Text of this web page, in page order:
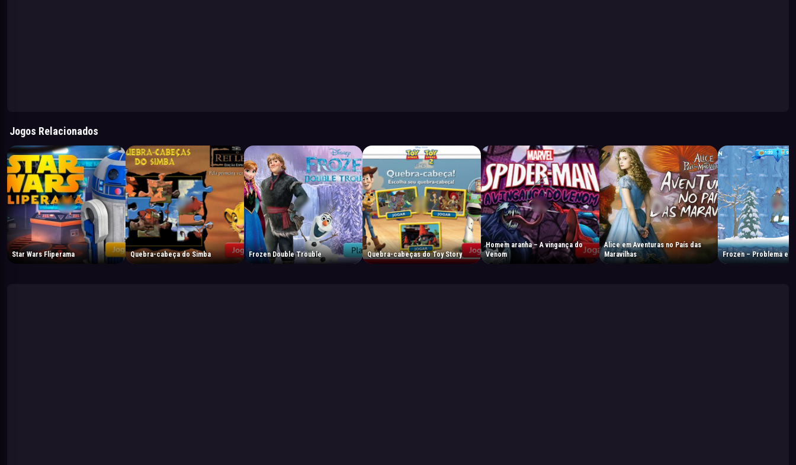
Jogos Relacionados
Star Wars Fliperama Quebra-cabeça do Simba Frozen Double Trouble Quebra-cabeças do Toy Story
Homem aranha – A vingança do
Venom
Alice em Aventuras no País das
Maravilhas
Frozen – Problema em